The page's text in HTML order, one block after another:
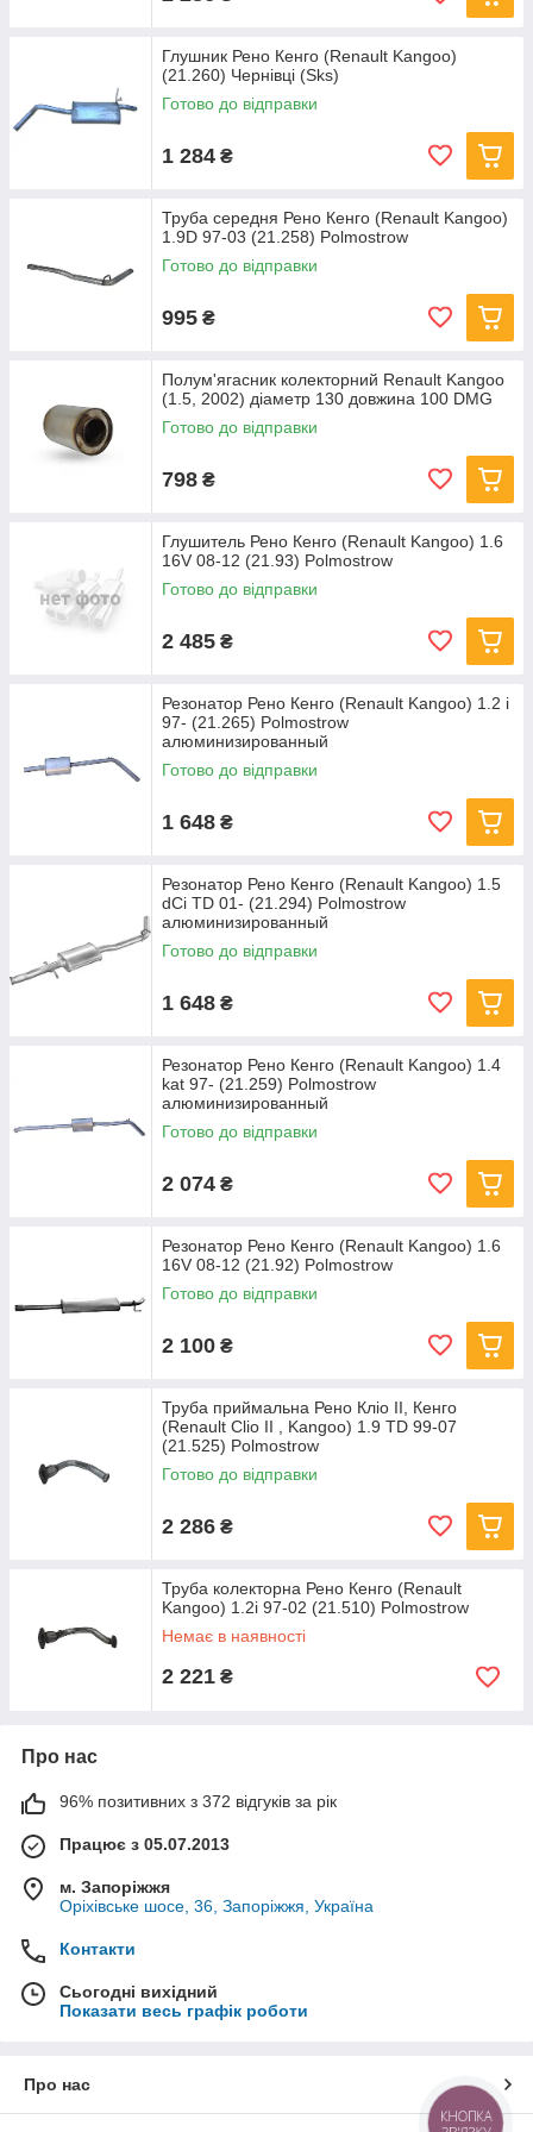
Глушник Рено Кенго (Renault Kangoo)
(21.260) Чернівці (Sks)
Готово до відправки
1 284 ₴
Труба середня Рено Кенго (Renault Kangoo)
1.9D 97-03 (21.258) Polmostrow
Готово до відправки
995 ₴
Полум'ягасник колекторний Renault Kangoo
(1.5, 2002) діаметр 130 довжина 100 DMG
Готово до відправки
798 ₴
Глушитель Рено Кенго (Renault Kangoo) 1.6
16V 08-12 (21.93) Polmostrow
Готово до відправки
2 485 ₴
Резонатор Рено Кенго (Renault Kangoo) 1.2 i
97- (21.265) Polmostrow
алюминизированный
Готово до відправки
1 648 ₴
Резонатор Рено Кенго (Renault Kangoo) 1.5
dCi TD 01- (21.294) Polmostrow
алюминизированный
Готово до відправки
1 648 ₴
Резонатор Рено Кенго (Renault Kangoo) 1.4
kat 97- (21.259) Polmostrow
алюминизированный
Готово до відправки
2 074 ₴
Резонатор Рено Кенго (Renault Kangoo) 1.6
16V 08-12 (21.92) Polmostrow
Готово до відправки
2 100 ₴
Труба приймальна Рено Кліо II, Кенго
(Renault Clio II , Kangoo) 1.9 TD 99-07
(21.525) Polmostrow
Готово до відправки
2 286 ₴
Труба колекторна Рено Кенго (Renault
Kangoo) 1.2i 97-02 (21.510) Polmostrow
Немає в наявності
2 221 ₴
Про нас
96% позитивних з 372 відгуків за рік
Працює з 05.07.2013
м. Запоріжжя
Оріхівське шосе, 36, Запоріжжя, Україна
Контакти
Сьогодні вихідний
Показати весь графік роботи
Про нас
КНОПКА